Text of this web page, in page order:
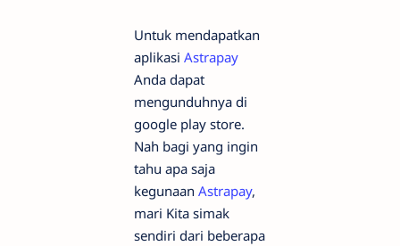
Untuk mendapatkan
aplikasi Astrapay
Anda dapat
mengunduhnya di
google play store.
Nah bagi yang ingin
tahu apa saja
kegunaan Astrapay,
mari Kita simak
sendiri dari beberapa